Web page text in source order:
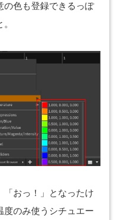
の色も登録できるっぽ
「おっ！」となったけ
度のみ使うシチュエー